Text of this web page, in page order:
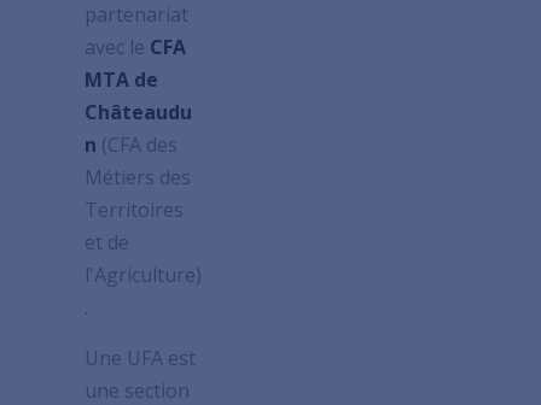
partenariat
avec le CFA
MTA de
Châteaudu
n (CFA des
Métiers des
Territoires
et de
l'Agriculture)
.
Une UFA est
une section